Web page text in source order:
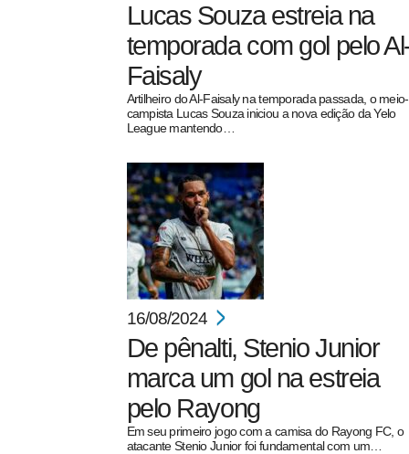
Lucas Souza estreia na
temporada com gol pelo
Faisaly
Artilheiro do Al-Faisaly na temporada passada, o meio-
campista Lucas Souza iniciou a nova edição da Yelo
League mantendo…
16/08/2024
De pênalti, Stenio Junior
marca um gol na estreia
pelo Rayong
Em seu primeiro jogo com a camisa do Rayong FC, o
atacante Stenio Junior foi fundamental com um…